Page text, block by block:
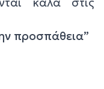
προσπάθεια”